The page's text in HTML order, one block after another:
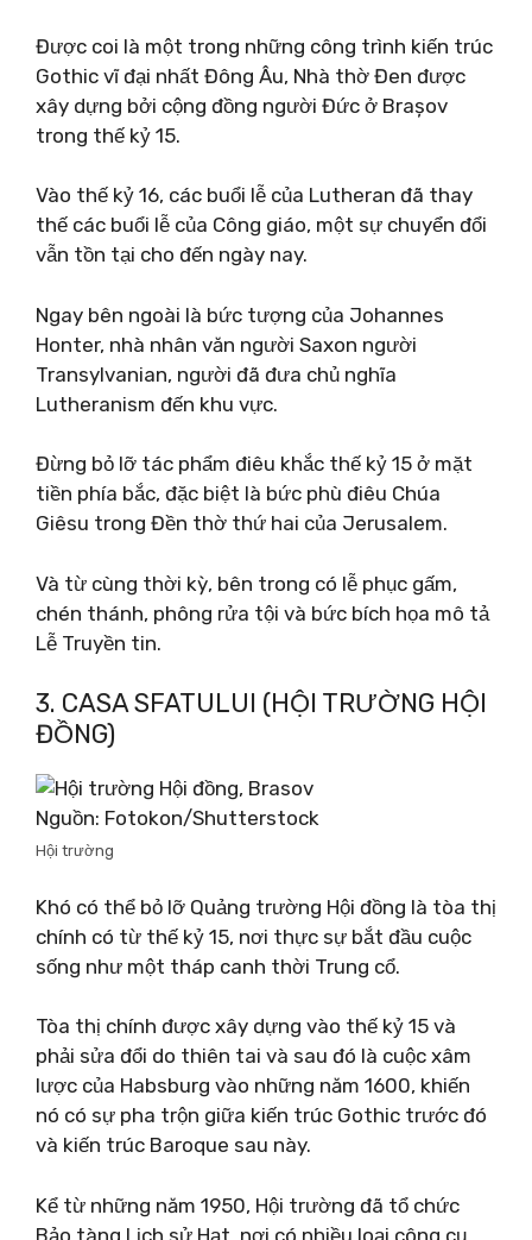
Được coi là một trong những công trình kiến ​​trúc
Gothic vĩ đại nhất Đông Âu, Nhà thờ Đen được
xây dựng bởi cộng đồng người Đức ở Brașov
trong thế kỷ 15.
Vào thế kỷ 16, các buổi lễ của Lutheran đã thay
thế các buổi lễ của Công giáo, một sự chuyển đổi
vẫn tồn tại cho đến ngày nay.
Ngay bên ngoài là bức tượng của Johannes
Honter, nhà nhân văn người Saxon người
Transylvanian, người đã đưa chủ nghĩa
Lutheranism đến khu vực.
Đừng bỏ lỡ tác phẩm điêu khắc thế kỷ 15 ở mặt
tiền phía bắc, đặc biệt là bức phù điêu Chúa
Giêsu trong Đền thờ thứ hai của Jerusalem.
Và từ cùng thời kỳ, bên trong có lễ phục gấm,
chén thánh, phông rửa tội và bức bích họa mô tả
Lễ Truyền tin.
3. CASA SFATULUI (HỘI TRƯỜNG HỘI
ĐỒNG)
Nguồn: Fotokon/Shutterstock
Hội trường
Khó có thể bỏ lỡ Quảng trường Hội đồng là tòa thị
chính có từ thế kỷ 15, nơi thực sự bắt đầu cuộc
sống như một tháp canh thời Trung cổ.
Tòa thị chính được xây dựng vào thế kỷ 15 và
phải sửa đổi do thiên tai và sau đó là cuộc xâm
lược của Habsburg vào những năm 1600, khiến
nó có sự pha trộn giữa kiến ​​trúc Gothic trước đó
và kiến ​​trúc Baroque sau này.
Kể từ những năm 1950, Hội trường đã tổ chức
Bảo tàng Lịch sử Hạt, nơi có nhiều loại công cụ